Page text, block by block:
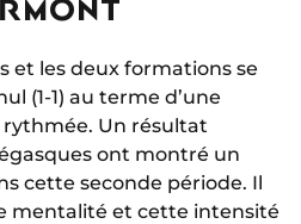
et les deux formations se
(1-1) au terme d’une
Un résultat
ont montré un
cette seconde période. Il
mentalité et cette intensité